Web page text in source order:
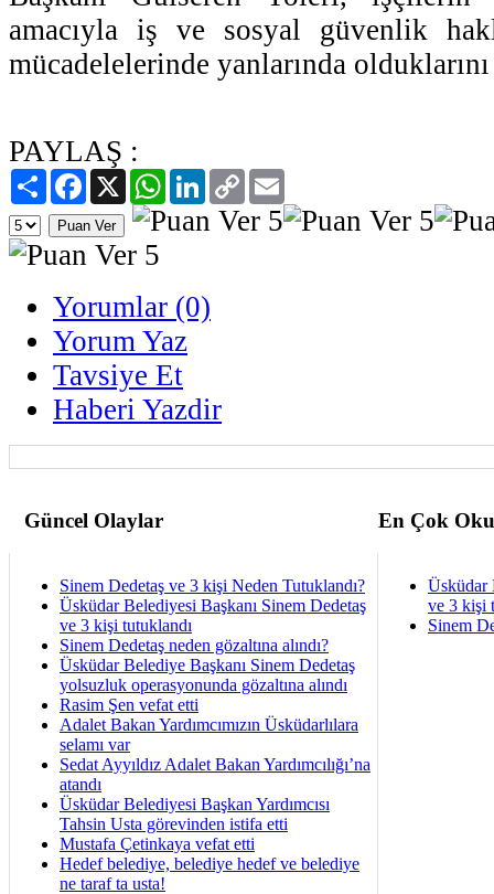
amacıyla iş ve sosyal güvenlik
mücadelelerinde yanlarında
PAYLAŞ :
PaylaşFacebook
X WhatsAppLinkedIn
Copy
Link
Yorumlar (0)
Yorum Yaz
Tavsiye Et
Haberi Yazdir
Güncel Olaylar En Çok
Sinem Dedetaş ve 3 kişi Neden Tutuklandı?
Üsküdar Belediyesi Başkanı Sinem Dedetaş
ve 3 kişi tutuklandı
Sinem Dedetaş neden gözaltına alındı?
Üsküdar Belediye Başkanı Sinem Dedetaş
yolsuzluk operasyonunda gözaltına alındı
Rasim Şen vefat etti
Adalet Bakan Yardımcımızın Üsküdarlılara
selamı var
Sedat Ayyıldız Adalet Bakan Yardımcılığı’na
atandı
Üsküdar Belediyesi Başkan Yardımcısı
Tahsin Usta görevinden istifa etti
Mustafa Çetinkaya vefat etti
Hedef belediye, belediye hedef ve belediye
ne taraf ta usta!
Üsküdar
ve 3 kişi
Sinem